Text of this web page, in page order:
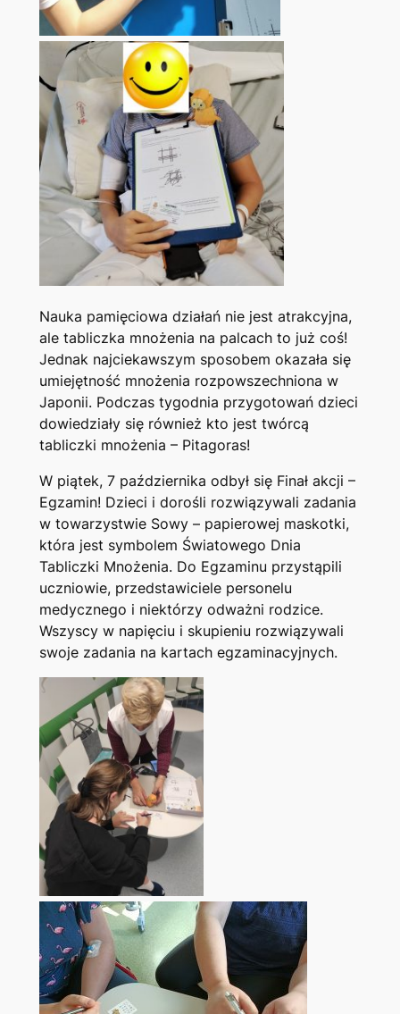
Nauka pamięciowa działań nie jest atrakcyjna,
ale tabliczka mnożenia na palcach to już coś!
Jednak najciekawszym sposobem okazała się
umiejętność mnożenia rozpowszechniona w
Japonii. Podczas tygodnia przygotowań dzieci
dowiedziały się również kto jest twórcą
tabliczki mnożenia – Pitagoras!
W piątek, 7 października odbył się Finał akcji –
Egzamin! Dzieci i dorośli rozwiązywali zadania
w towarzystwie Sowy – papierowej maskotki,
która jest symbolem Światowego Dnia
Tabliczki Mnożenia. Do Egzaminu przystąpili
uczniowie, przedstawiciele personelu
medycznego i niektórzy odważni rodzice.
Wszyscy w napięciu i skupieniu rozwiązywali
swoje zadania na kartach egzaminacyjnych.